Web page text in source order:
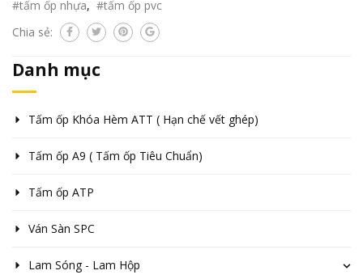
#tấm ốp nhựa, #tấm ốp pvc
Chia sẻ:
Danh mục
Tấm ốp Khóa Hèm ATT ( Hạn chế vết ghép)
Tấm ốp A9 ( Tấm ốp Tiêu Chuẩn)
Tấm ốp ATP
Ván Sàn SPC
Lam Sóng - Lam Hộp